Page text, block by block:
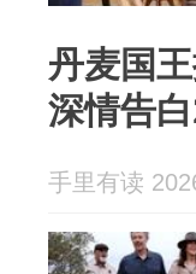
丹麦国
深情告
手里有读